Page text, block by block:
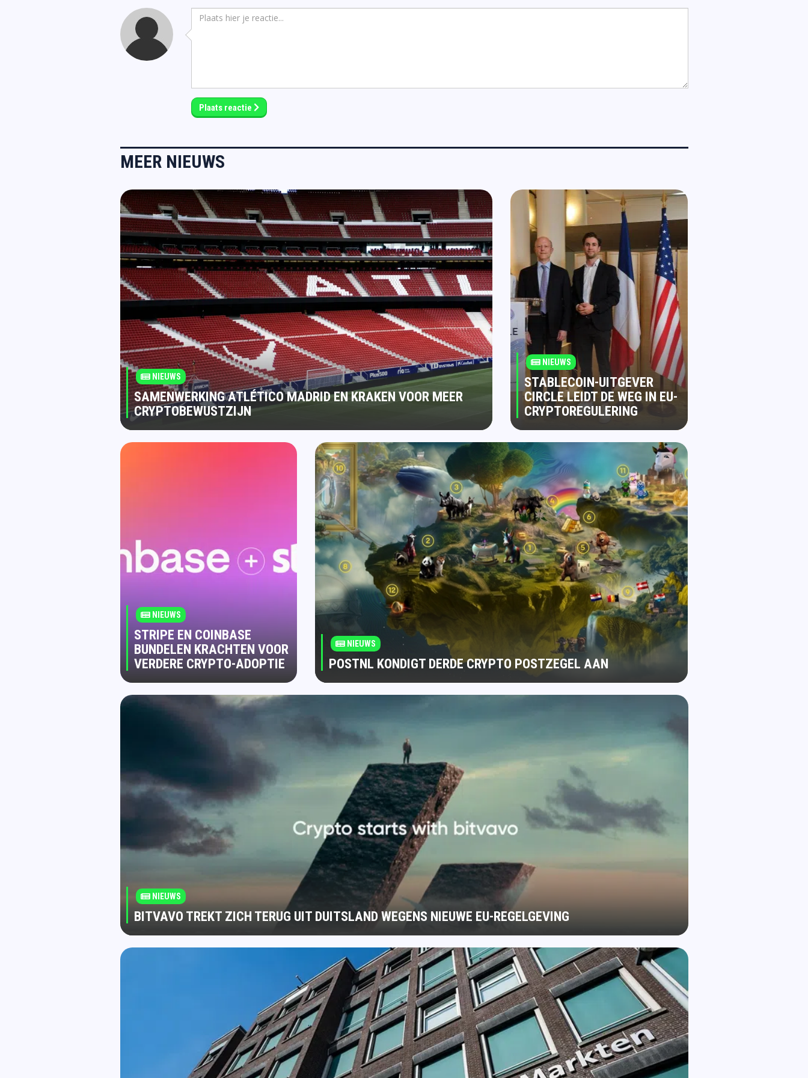
Plaats reactie
MEER NIEUWS
NIEUWS
SAMENWERKING ATLÉTICO MADRID EN KRAKEN VOOR MEER
CRYPTOBEWUSTZIJN
NIEUWS
STABLECOIN-UITGEVER
CIRCLE LEIDT DE WEG IN EU-
CRYPTOREGULERING
NIEUWS
STRIPE EN COINBASE
BUNDELEN KRACHTEN VOOR
VERDERE CRYPTO-ADOPTIE
NIEUWS
POSTNL KONDIGT DERDE CRYPTO POSTZEGEL AAN
NIEUWS
BITVAVO TREKT ZICH TERUG UIT DUITSLAND WEGENS NIEUWE EU-REGELGEVING